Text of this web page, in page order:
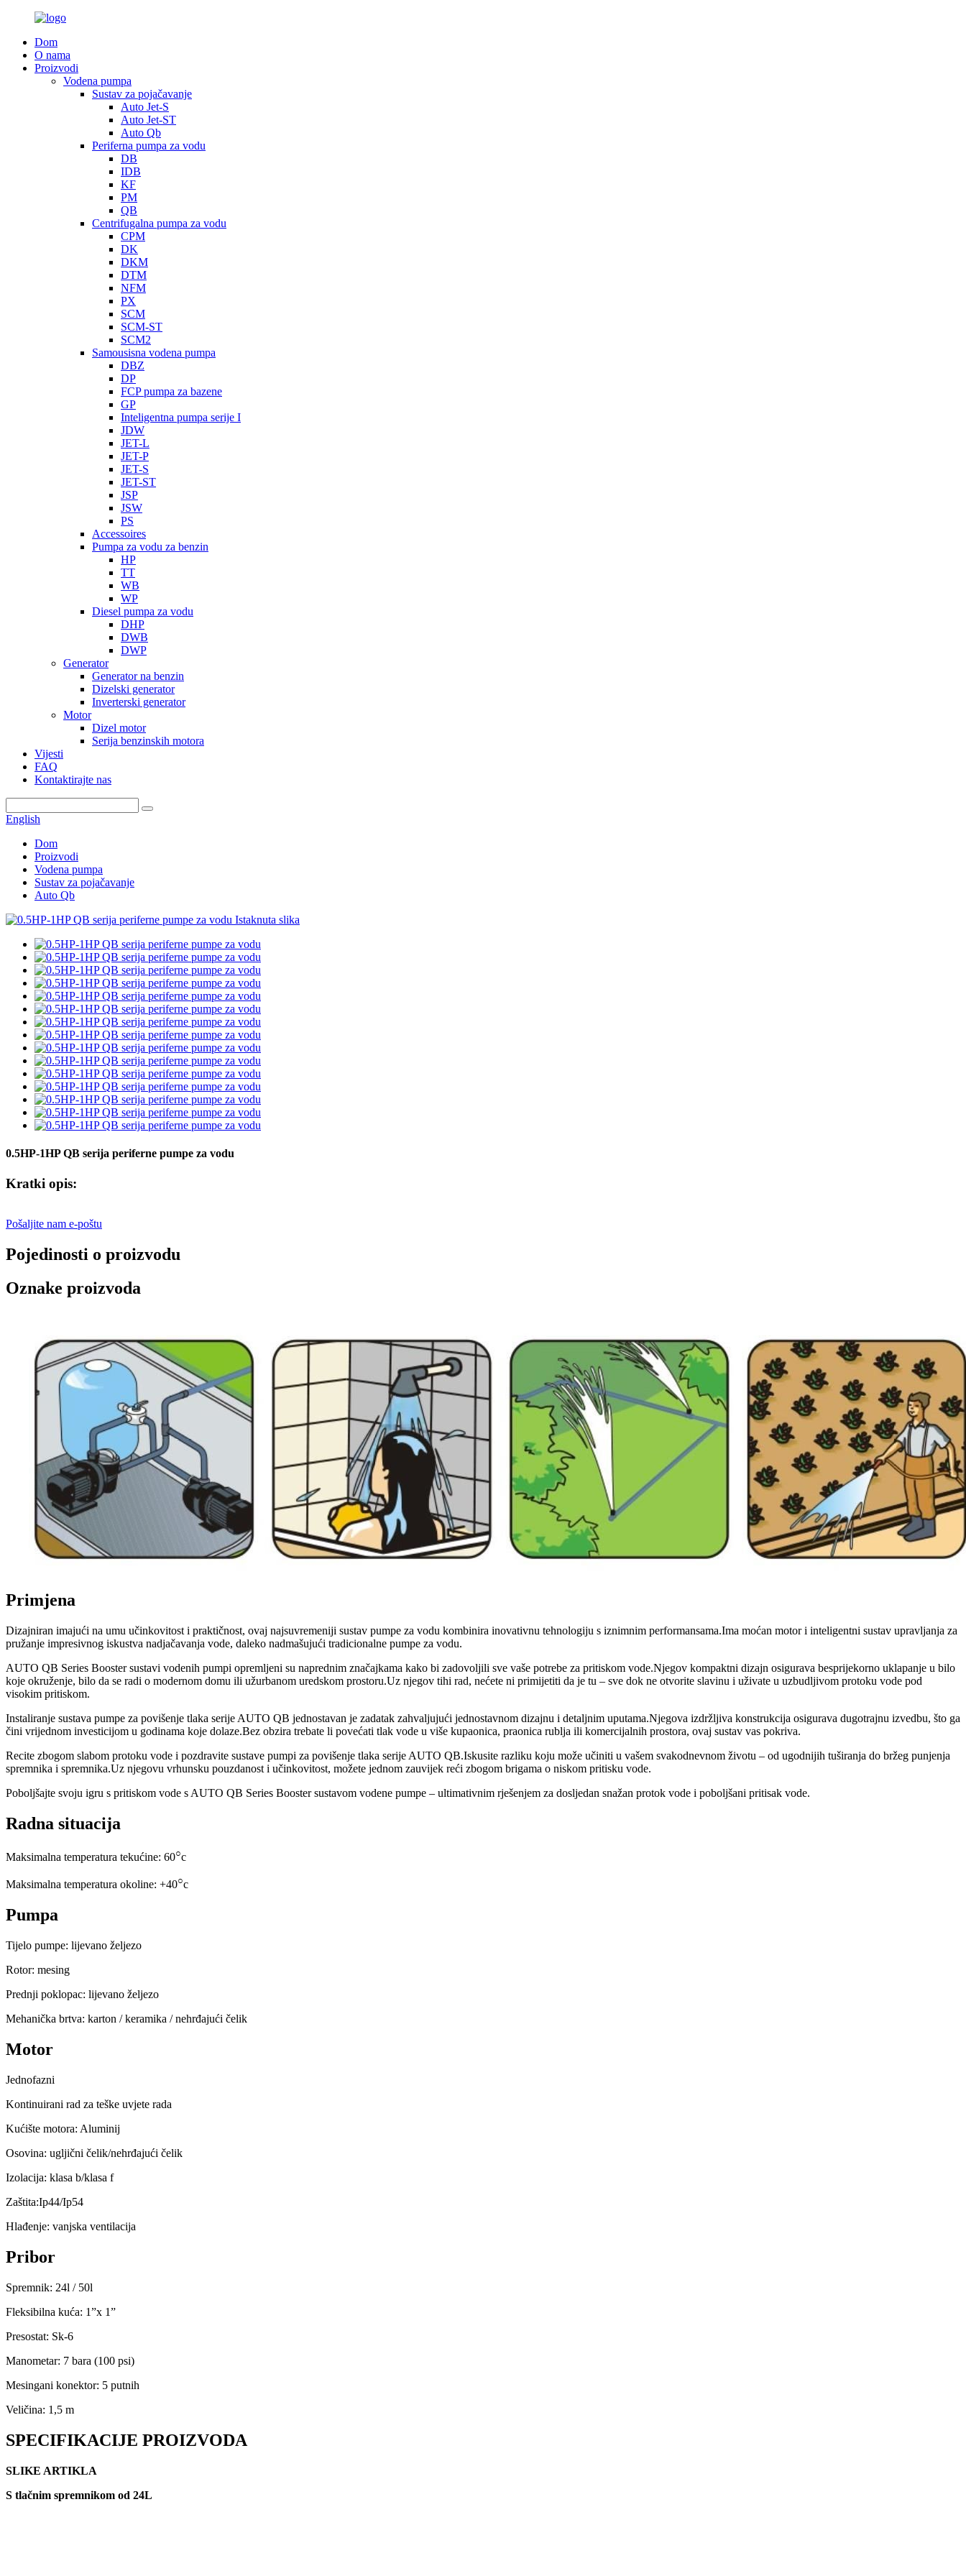
Dom
O nama
Proizvodi
Vodena pumpa
Sustav za pojačavanje
Auto Jet-S
Auto Jet-ST
Auto Qb
Periferna pumpa za vodu
DB
IDB
KF
PM
QB
Centrifugalna pumpa za vodu
CPM
DK
DKM
DTM
NFM
PX
SCM
SCM-ST
SCM2
Samousisna vodena pumpa
DBZ
DP
FCP pumpa za bazene
GP
Inteligentna pumpa serije I
JDW
JET-L
JET-P
JET-S
JET-ST
JSP
JSW
PS
Accessoires
Pumpa za vodu za benzin
HP
TT
WB
WP
Diesel pumpa za vodu
DHP
DWB
DWP
Generator
Generator na benzin
Dizelski generator
Inverterski generator
Motor
Dizel motor
Serija benzinskih motora
Vijesti
FAQ
Kontaktirajte nas
English
Dom
Proizvodi
Vodena pumpa
Sustav za pojačavanje
Auto Qb
0.5HP-1HP QB serija periferne pumpe za vodu
Kratki opis:
Pošaljite nam e-poštu
Pojedinosti o proizvodu
Oznake proizvoda
Primjena
Dizajniran imajući na umu učinkovitost i praktičnost, ovaj najsuvremeniji sustav pumpe za vodu kombinira inovativnu tehnologiju s iznimnim performansama.Ima moćan motor i inteligentni sustav upravljanja za
pružanje impresivnog iskustva nadjačavanja vode, daleko nadmašujući tradicionalne pumpe za vodu.
AUTO QB Series Booster sustavi vodenih pumpi opremljeni su naprednim značajkama kako bi zadovoljili sve vaše potrebe za pritiskom vode.Njegov kompaktni dizajn osigurava besprijekorno uklapanje u bilo
koje okruženje, bilo da se radi o modernom domu ili užurbanom uredskom prostoru.Uz njegov tihi rad, nećete ni primijetiti da je tu – sve dok ne otvorite slavinu i uživate u uzbudljivom protoku vode pod
visokim pritiskom.
Instaliranje sustava pumpe za povišenje tlaka serije AUTO QB jednostavan je zadatak zahvaljujući jednostavnom dizajnu i detaljnim uputama.Njegova izdržljiva konstrukcija osigurava dugotrajnu izvedbu, što ga
čini vrijednom investicijom u godinama koje dolaze.Bez obzira trebate li povećati tlak vode u više kupaonica, praonica rublja ili komercijalnih prostora, ovaj sustav vas pokriva.
Recite zbogom slabom protoku vode i pozdravite sustave pumpi za povišenje tlaka serije AUTO QB.Iskusite razliku koju može učiniti u vašem svakodnevnom životu – od ugodnijih tuširanja do bržeg punjenja
spremnika i spremnika.Uz njegovu vrhunsku pouzdanost i učinkovitost, možete jednom zauvijek reći zbogom brigama o niskom pritisku vode.
Poboljšajte svoju igru ​​s pritiskom vode s AUTO QB Series Booster sustavom vodene pumpe – ultimativnim rješenjem za dosljedan snažan protok vode i poboljšani pritisak vode.
Radna situacija
Maksimalna temperatura tekućine: 60○c
Maksimalna temperatura okoline: +40○c
Pumpa
Tijelo pumpe: lijevano željezo
Rotor: mesing
Prednji poklopac: lijevano željezo
Mehanička brtva: karton / keramika / nehrđajući čelik
Motor
Jednofazni
Kontinuirani rad za teške uvjete rada
Kućište motora: Aluminij
Osovina: ugljični čelik/nehrđajući čelik
Izolacija: klasa b/klasa f
Zaštita:Ip44/Ip54
Hlađenje: vanjska ventilacija
Pribor
Spremnik: 24l / 50l
Fleksibilna kuća: 1”x 1”
Presostat: Sk-6
Manometar: 7 bara (100 psi)
Mesingani konektor: 5 putnih
Veličina: 1,5 m
SPECIFIKACIJE PROIZVODA
SLIKE ARTIKLA
S tlačnim spremnikom od 24L